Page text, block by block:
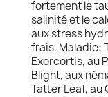
fortement le
salinité et le
aux stress
frais. Maladie:
Exorcortis, au
Blight, aux
Tatter Leaf, au